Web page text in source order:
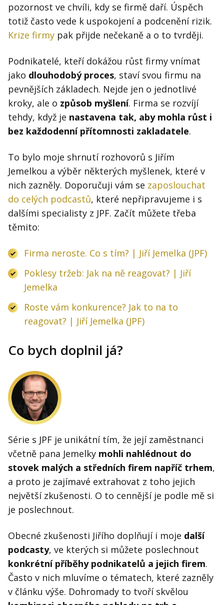
pozornost ve chvíli, kdy se firmě daří. Úspěch
totiž často vede k uspokojení a podcenění rizik.
Krize firmy pak přijde nečekaně a o to tvrději.
Podnikatelé, kteří dokážou růst firmy vnímat
jako dlouhodobý proces, staví svou firmu na
pevnějších základech. Nejde jen o jednotlivé
kroky, ale o způsob myšlení. Firma se rozvíjí
tehdy, když je nastavena tak, aby mohla růst i
bez každodenní přítomnosti zakladatele.
To bylo moje shrnutí rozhovorů s Jiřím
Jemelkou a výběr některých myšlenek, které v
nich zazněly. Doporučuji vám se zaposlouchat
do celých podcastů, které nepřipravujeme i s
dalšími specialisty z JPF. Začít můžete třeba
těmito:
Firma neroste. Co s tím? | Jiří Jemelka (JPF)
Poklesy tržeb: Jak na ně reagovat? | Jiří
Jemelka
Roste vám konkurence? Jak to na to
reagovat? | Jiří Jemelka (JPF)
Co bych doplnil já?
Série s JPF je unikátní tím, že její zaměstnanci
včetně pana Jemelky mohli nahlédnout do
stovek malých a středních firem napříč trhem,
a proto je zajímavé extrahovat z toho jejich
největší zkušenosti. O to cennější je podle mě si
je poslechnout.
Obecné zkušenosti Jiřího doplňují i moje další
podcasty, ve kterých si můžete poslechnout
konkrétní příběhy podnikatelů a jejich firem.
Často v nich mluvíme o tématech, které zazněly
v článku výše. Dohromady to tvoří skvělou